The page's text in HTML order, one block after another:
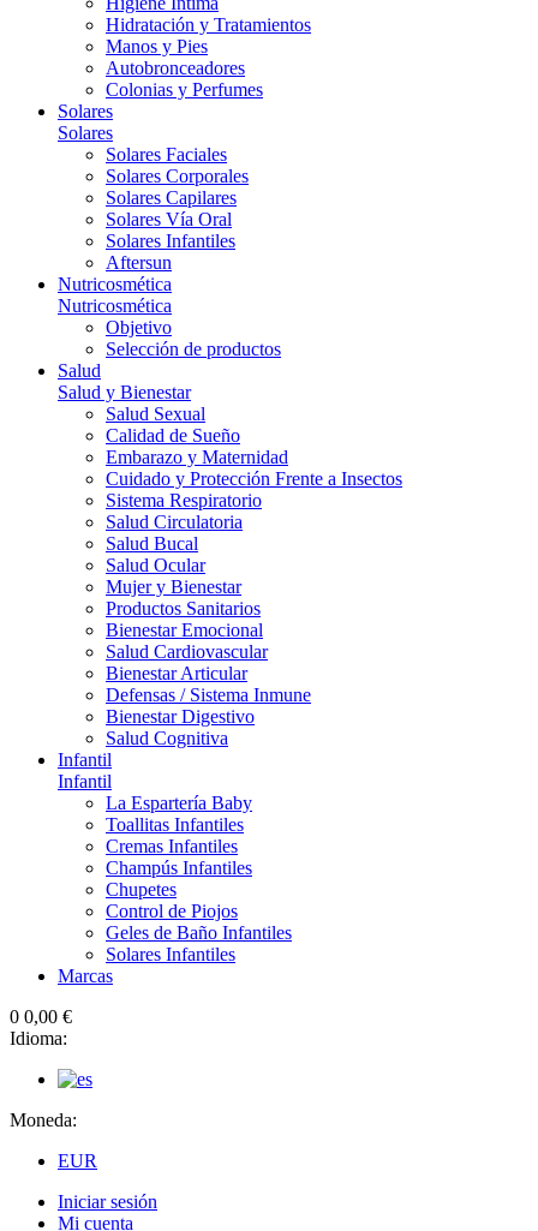
Hidratación y Tratamientos
Manos y Pies
Autobronceadores
Colonias y Perfumes
Solares
Solares
Solares Faciales
Solares Corporales
Solares Capilares
Solares Vía Oral
Solares Infantiles
Aftersun
Nutricosmética
Nutricosmética
Objetivo
Selección de productos
Salud
Salud y Bienestar
Salud Sexual
Calidad de Sueño
Embarazo y Maternidad
Cuidado y Protección Frente a Insectos
Sistema Respiratorio
Salud Circulatoria
Salud Bucal
Salud Ocular
Mujer y Bienestar
Productos Sanitarios
Bienestar Emocional
Salud Cardiovascular
Bienestar Articular
Defensas / Sistema Inmune
Bienestar Digestivo
Salud Cognitiva
Infantil
Infantil
La Espartería Baby
Toallitas Infantiles
Cremas Infantiles
Champús Infantiles
Chupetes
Control de Piojos
Geles de Baño Infantiles
Solares Infantiles
Marcas
0 0,00 €
Idioma:
Moneda:
EUR
Iniciar sesión
Mi cuenta